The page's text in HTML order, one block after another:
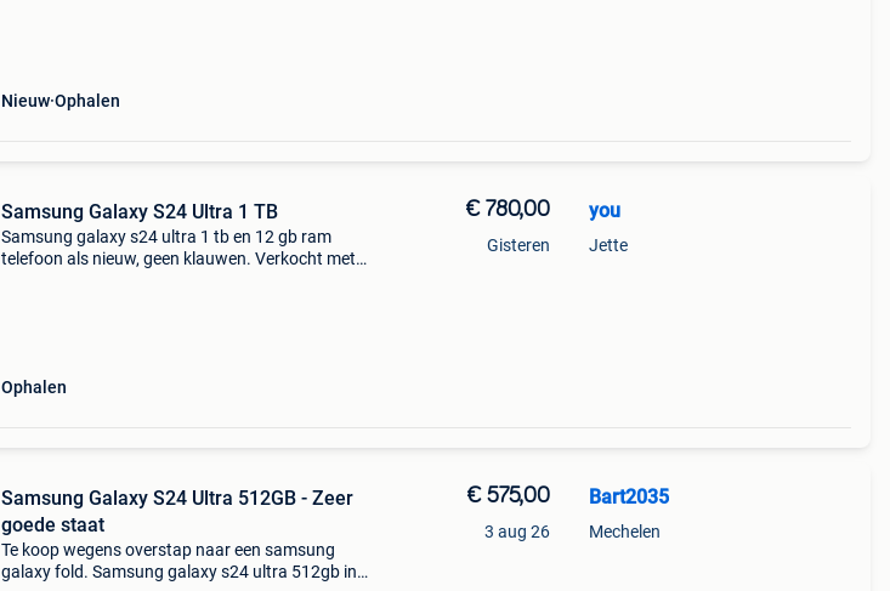
Nieuw Ophalen
Samsung Galaxy S24 Ultra 1 TB
Samsung galaxy s24 ultra 1 tb en 12 gb ram
telefoon als nieuw, geen klauwen. Verkocht met
Ophalen
€ 780,00
Gisteren
you
Jette
Samsung Galaxy S24 Ultra 512GB - Zeer
goede staat
Te koop wegens overstap naar een samsung
galaxy fold. Samsung galaxy s24 ultra 512gb in
€ 575,00
3 aug 26
Bart2035
Mechelen